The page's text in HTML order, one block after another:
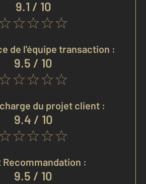
9.1 / 10
de l'équipe transaction :
9.5 / 10
du projet client :
9.4 / 10
Recommandation :
9.5 / 10